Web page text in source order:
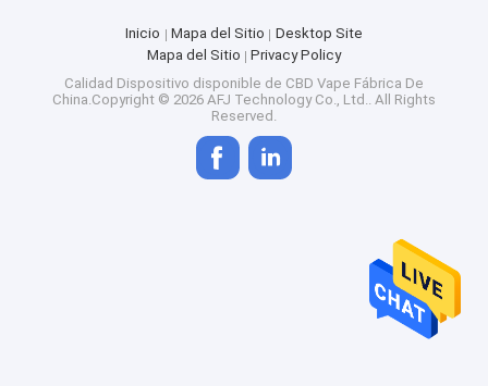
Inicio Mapa del Sitio
Desktop Site
Mapa del Sitio
Privacy Policy
Calidad Dispositivo disponible de CBD Vape Fábrica De
China.Copyright © 2026 AFJ Technology Co., Ltd.. All Rights
Reserved.